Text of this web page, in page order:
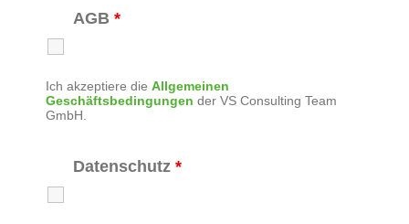
AGB *
Ich akzeptiere die Allgemeinen
Geschäftsbedingungen der VS Consulting Team
GmbH.
Datenschutz *